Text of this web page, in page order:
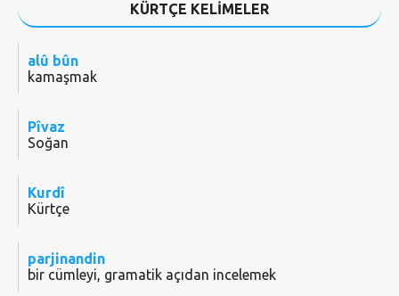
KÜRTÇE KELİMELER
alû bûn
kamaşmak
Pîvaz
Soğan
Kurdî
Kürtçe
parjinandin
bir cümleyi, gramatik açıdan incelemek